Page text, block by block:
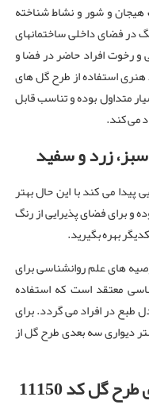
و شور و نشاط شناخته
در فضای داخلی ساختمانهای
رخوت افراد حاضر در فضا و
هنری استفاده از طرح گل های
متداول بوده و تناسب قابل
می کند.
زرد و سفید
پیدا می کند با این حال بهتر
و برای فضای پذیرایی از رنگ
بهره بگیرید.
های علم روانشناسی برای
معتقد است که استفاده
طبع در افراد می گردد. برای
دیواری سه بعدی طرح گل از
گل کد 11150